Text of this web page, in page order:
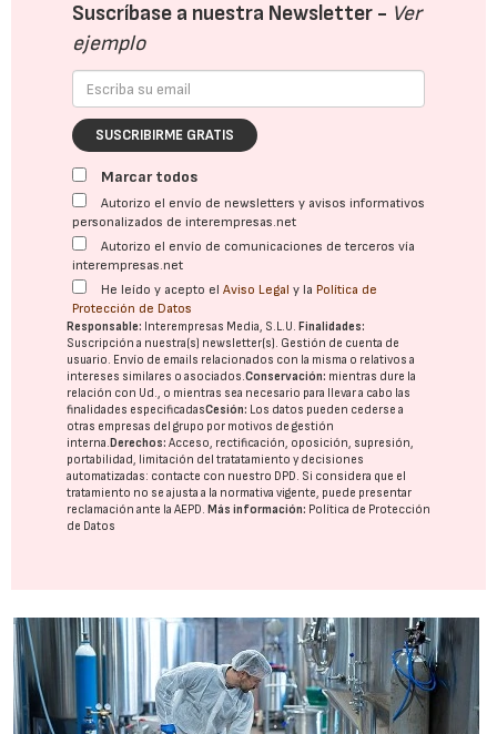
Suscríbase a nuestra Newsletter - Ver
ejemplo
SUSCRIBIRME GRATIS
Marcar todos
Autorizo el envío de newsletters y avisos informativos
personalizados de interempresas.net
Autorizo el envío de comunicaciones de terceros vía
interempresas.net
He leído y acepto el Aviso Legal y la Política de
Protección de Datos
Responsable: Interempresas Media, S.L.U. Finalidades:
Suscripción a nuestra(s) newsletter(s). Gestión de cuenta de
usuario. Envío de emails relacionados con la misma o relativos a
intereses similares o asociados.Conservación: mientras dure la
relación con Ud., o mientras sea necesario para llevar a cabo las
finalidades especificadasCesión: Los datos pueden cederse a
otras empresas del grupo por motivos de gestión
interna. Derechos: Acceso, rectificación, oposición, supresión,
portabilidad, limitación del tratatamiento y decisiones
automatizadas: contacte con nuestro DPD. Si considera que el
tratamiento no se ajusta a la normativa vigente, puede presentar
reclamación ante la AEPD. Más información: Política de Protección
de Datos